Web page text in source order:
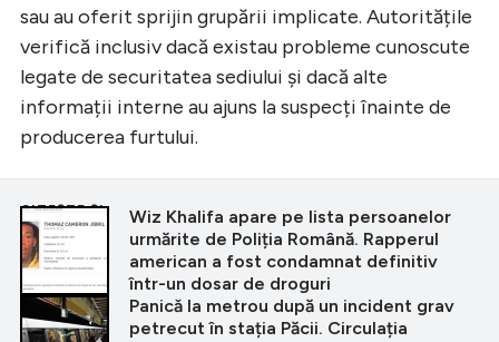
sau au oferit sprijin grupării implicate. Autoritățile
verifică inclusiv dacă existau probleme cunoscute
legate de securitatea sediului și dacă alte
informații interne au ajuns la suspecți înainte de
producerea furtului.
CITEȘTE ȘI
Wiz Khalifa apare pe lista persoanelor
urmărite de Poliția Română. Rapperul
american a fost condamnat definitiv
într-un dosar de droguri
Panicǎ la metrou după un incident grav
petrecut în stația Păcii. Circulația